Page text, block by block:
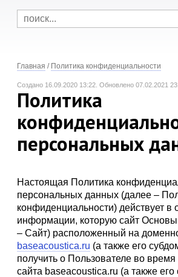
Главная / Политика конфиденциальности
Создано 16.09.2020 13:22. Обновлено 07.02.2021
Политика
персональных
Настоящая Политика
персональных данных (далее –
конфиденциальности) действует в
информации, которую сайт Основы
– Сайт) расположенный на
baseacoustica.ru (а также его
получить о Пользователе во
сайта baseacoustica.ru (а также его